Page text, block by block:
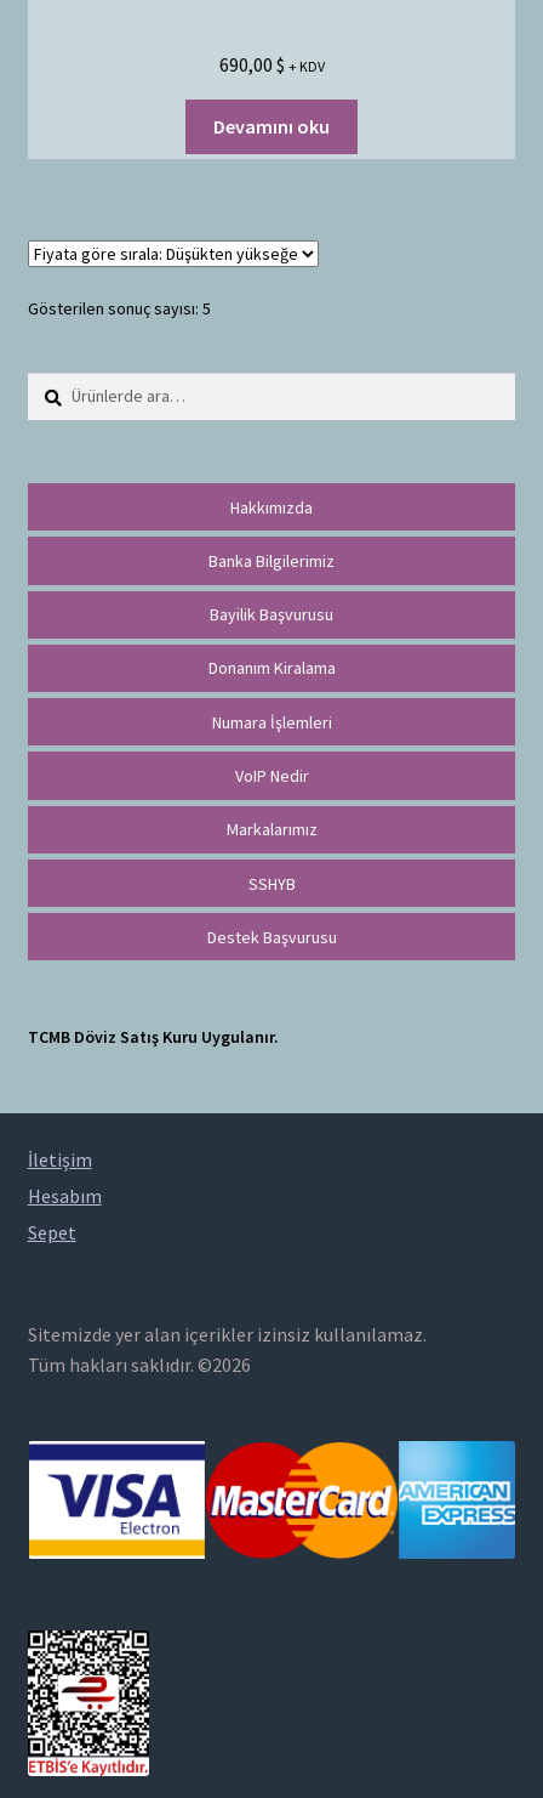
690,00 $ + KDV
Devamını oku
Gösterilen sonuç sayısı: 5
Ara:
Hakkımızda
Banka Bilgilerimiz
Bayilik Başvurusu
Donanım Kiralama
Numara İşlemleri
VoIP Nedir
Markalarımız
SSHYB
Destek Başvurusu
TCMB Döviz Satış Kuru Uygulanır.
İletişim
Hesabım
Sepet
Sitemizde yer alan içerikler izinsiz kullanılamaz.
Tüm hakları saklıdır. ©2026